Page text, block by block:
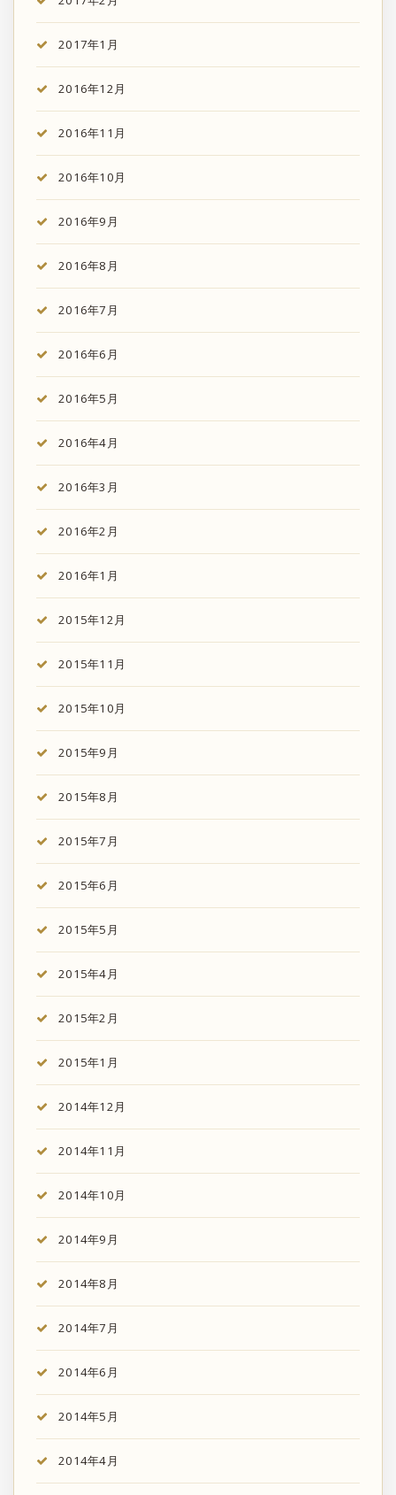
2017年1月
2016年12月
2016年11月
2016年10月
2016年9月
2016年8月
2016年7月
2016年6月
2016年5月
2016年4月
2016年3月
2016年2月
2016年1月
2015年12月
2015年11月
2015年10月
2015年9月
2015年8月
2015年7月
2015年6月
2015年5月
2015年4月
2015年2月
2015年1月
2014年12月
2014年11月
2014年10月
2014年9月
2014年8月
2014年7月
2014年6月
2014年5月
2014年4月